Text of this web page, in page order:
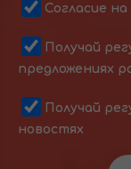
Согласие
Получай
предложениях
Получай
новостях